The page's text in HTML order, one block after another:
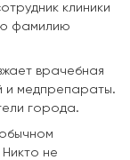
клиники
фамилию
врачебная
и медпрепараты.
города.
не